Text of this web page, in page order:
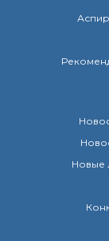
Новые